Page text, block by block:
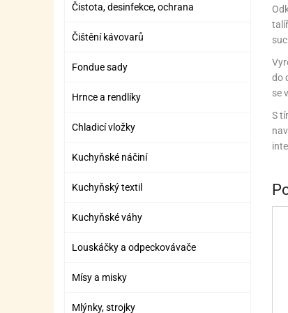
BOXY A TAŠKY NA POMŮCKY
ZÁBAVNÉ HRAČKY, DOPLŇKY
VÝROBA SLIZU
ZÁBAVNÍ PYROTECHNIKA
Čistota, desinfekce, ochrana
Čištění kávovarů
Fondue sady
Hrnce a rendlíky
Chladicí vložky
Kuchyňské náčiní
Kuchyňský textil
Kuchyňské váhy
Louskáčky a odpeckovávače
Mísy a misky
Mlýnky, strojky
do
se
S